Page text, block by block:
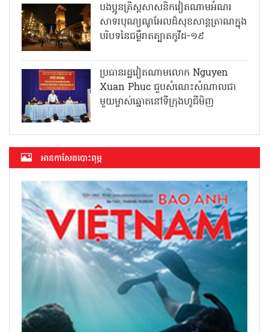
បងប្អូនគ្រិស្តសាសនិកវៀតណាមអំណរ
សាទរបុណ្យណូអែលដ៏សុខសាន្តត្រាណក្នុង
បរិបទនៃជម្ងឺរាតត្បាតកូវីដ-១៩
ប្រធានរដ្ឋវៀតណាមលោក Nguyen
Xuan Phuc ជួបសំណេះសំណាលជា
មួយម្ចាស់ឆ្នោតនៅទីក្រុងហូជីមិញ
អាន​កាសែត​បោះពុម្ភ